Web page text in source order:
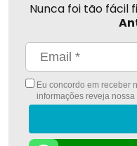
Nunca foi tão fácil
Eu concordo em receber
informações reveja nossa